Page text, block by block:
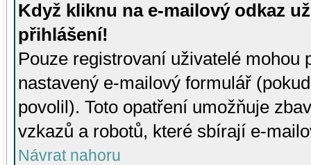
Když kliknu na e-mailový odkaz
přihlášení!
Pouze registrovaní uživatelé mohou
nastavený e-mailový formulář
povolil). Toto opatření umožňuje
vzkazů a robotů, které sbírají e-
Návrat nahoru